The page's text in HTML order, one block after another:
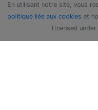
En utilisant notre site, vous
politique liée aux cookies et
Licensed under